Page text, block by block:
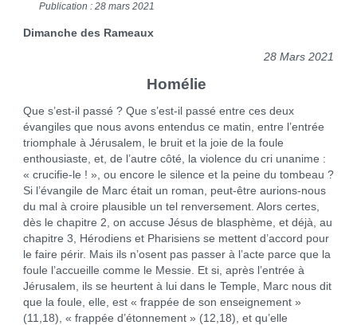
Publication : 28 mars 2021
Dimanche des Rameaux
28 Mars 2021
Homélie
Que s’est-il passé ? Que s’est-il passé entre ces deux
évangiles que nous avons entendus ce matin, entre l’entrée
triomphale à Jérusalem, le bruit et la joie de la foule
enthousiaste, et, de l’autre côté, la violence du cri unanime :
« crucifie-le ! », ou encore le silence et la peine du tombeau ?
Si l’évangile de Marc était un roman, peut-être aurions-nous
du mal à croire plausible un tel renversement. Alors certes,
dès le chapitre 2, on accuse Jésus de blasphème, et déjà, au
chapitre 3, Hérodiens et Pharisiens se mettent d’accord pour
le faire périr. Mais ils n’osent pas passer à l’acte parce que la
foule l’accueille comme le Messie. Et si, après l’entrée à
Jérusalem, ils se heurtent à lui dans le Temple, Marc nous dit
que la foule, elle, est « frappée de son enseignement »
(11,18), « frappée d’étonnement » (12,18), et qu’elle